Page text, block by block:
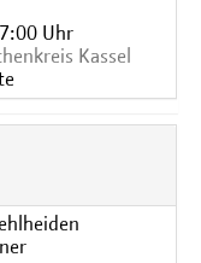
Uhr
Kassel